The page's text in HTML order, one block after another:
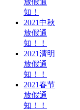
知！
2021中秋
放假通
知！！
2021清明
放假通
知！！
2021春节
放假通
知！！